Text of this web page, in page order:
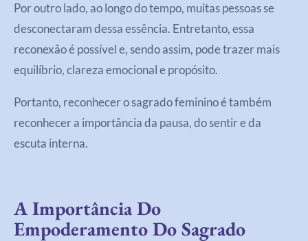
Por outro lado, ao longo do tempo, muitas pessoas se
desconectaram dessa essência. Entretanto, essa
reconexão é possível e, sendo assim, pode trazer mais
equilíbrio, clareza emocional e propósito.
Portanto, reconhecer o sagrado feminino é também
reconhecer a importância da pausa, do sentir e da
escuta interna.
A Importância Do
Empoderamento Do Sagrado